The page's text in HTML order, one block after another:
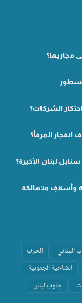
مجاريها؟
الشركات؟
المرفأ؟
لبنان الأخيرة؟
وأسقفٍ متهالكة
اللبناني
الحرب
الضاحية الجنوبية
جنوب لبنان